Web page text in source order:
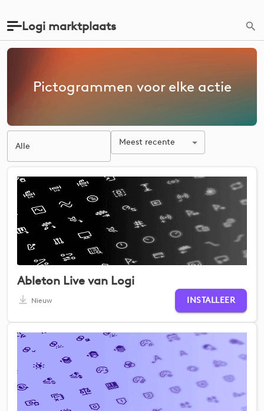
Logi marktplaats
Pictogrammen voor elke actie
Alle Meest recente
Ableton Live van Logi
Nieuw INSTALLEER